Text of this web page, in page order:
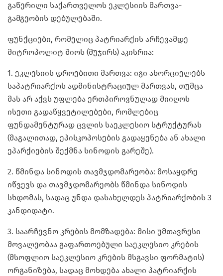
გაწერილი საქართველოს ეკლესიის მართვა-
გამგეობის დებულებაში.
ფუნქციები, რომელიც პატრიარქის არჩევამდე
მიტროპოლიტ შიოს (მუჯირს) აკისრია:
1. ეკლესიის დროებითი მართვა: იგი ახორციელებს
საპატრიარქოს ადმინისტრაციულ მართვას, თუმცა
მას არ აქვს უფლება ერთპიროვნულად მიიღოს
ისეთი გადაწყვეტილებები, რომლებიც
ფუნდამენტურად ცვლის საეკლესიო სტრუქტურას
(მაგალითად, ეპისკოპოსების გადაყენება ან ახალი
ეპარქიების შექმნა სინოდის გარეშე).
2. წმინდა სინოდის თავმჯდომარეობა: მოსაყდრე
იწვევს და თავმჯდომარეობს წმინდა სინოდის
სხდომას, სადაც უნდა დასახელდეს პატრიარქობის 3
კანდიდატი.
3. საარჩევნო კრების მომზადება: მისი უმთავრესი
მოვალეობაა გაფართოებული საეკლესიო კრების
(მსოფლიო საეკლესიო კრების მსგავსი ფორმატის)
ორგანიზება, სადაც მოხდება ახალი პატრიარქის